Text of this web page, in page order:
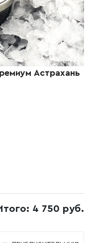
Астрахань
4 750 руб.